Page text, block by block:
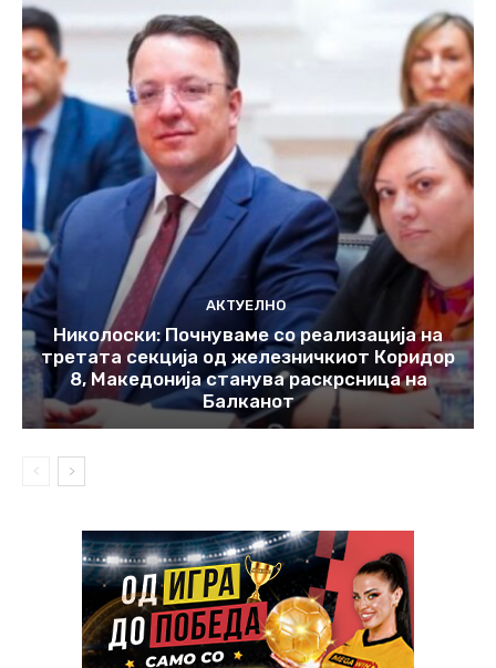
АКТУЕЛНО
Николоски: Почнуваме со реализација на
третата секција од железничкиот Коридор
8, Македонија станува раскрсница на
Балканот